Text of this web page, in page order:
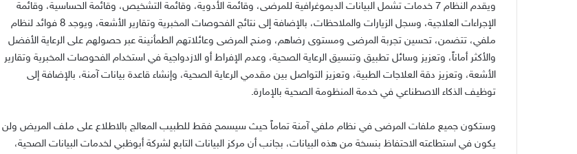
ويقدم النظام 7 خدمات تشمل البيانات الديموغرافية للمرضى، وقائمة الأدوية، وقائمة التشخيص، وقائمة الحساسية، وقائمة
الإجراءات العلاجية، وسجل الزيارات والملاحظات، بالإضافة إلى نتائج الفحوصات المخبرية وتقارير الأشعة، ويوجد 8 فوائد لنظام
ملفي، تتضمن، تحسين تجربة المرضى ومستوى رضاهم، ومنح المرضى وعائلاتهم الطمأنينة عبر حصولهم على الرعاية الأفضل
والأكثر أماناً، وتعزيز وسائل تطبيق وتنسيق الرعاية الصحية، وعدم الإفراط أو الازدواجية في استخدام الفحوصات المخبرية وتقارير
الأشعة، وتعزيز دقة العلاجات الطبية، وتعزيز التواصل بين مقدمي الرعاية الصحية، وإنشاء قاعدة بيانات آمنة، بالإضافة إلى
توظيف الذكاء الاصطناعي في خدمة المنظومة الصحية بالإمارة.
وستكون جميع ملفات المرضى في نظام ملفي آمنة تماماً حيث سيسمح فقط للطبيب المعالج بالاطلاع على ملف المريض ولن
يكون في استطاعته الاحتفاظ بنسخة من هذه البيانات، بجانب أن مركز البيانات التابع لشركة أبوظبي لخدمات البيانات الصحية،